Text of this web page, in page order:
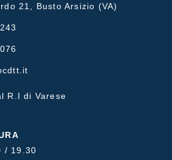
21, Busto Arsizio (VA)
R.I di Varese
/ 19.30